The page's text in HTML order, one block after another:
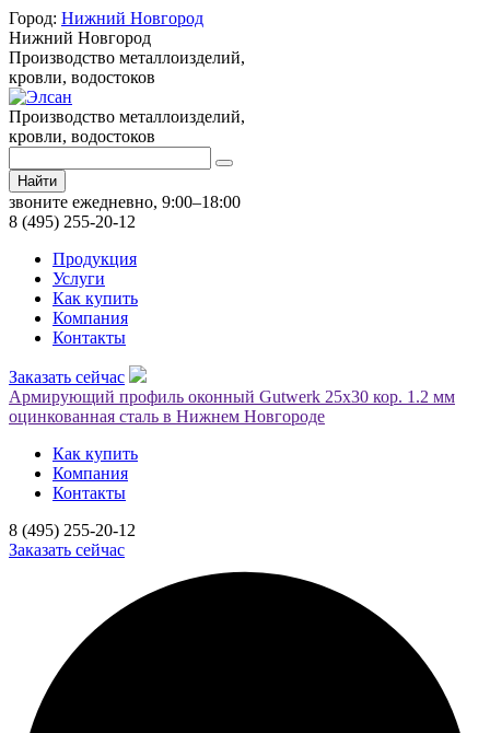
Город: Нижний Новгород
Нижний Новгород
Производство металлоизделий,
кровли, водостоков
Производство металлоизделий,
кровли, водостоков
Найти
звоните ежедневно, 9:00–18:00
8 (495) 255-20-12
Продукция
Услуги
Как купить
Компания
Контакты
Заказать сейчас
Армирующий профиль оконный Gutwerk 25х30 кор. 1.2 мм
оцинкованная сталь в Нижнем Новгороде
Как купить
Компания
Контакты
8 (495) 255-20-12
Заказать сейчас